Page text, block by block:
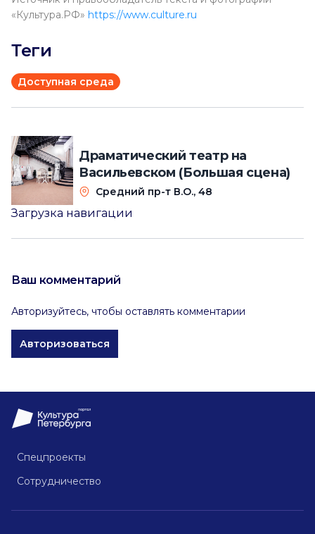
«Культура.РФ» https://www.culture.ru
Теги
Доступная среда
Драматический театр на
Васильевском (Большая сцена)
Средний пр-т В.О., 48
Загрузка навигации
Ваш комментарий
Авторизуйтесь, чтобы оставлять комментарии
Авторизоваться
Спецпроекты
Сотрудничество